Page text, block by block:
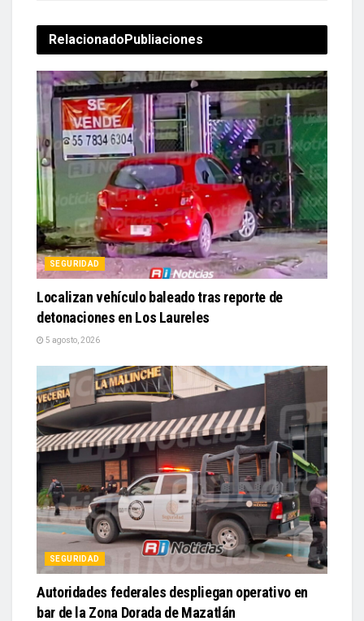
RelacionadoPubliaciones
SEGURIDAD
Localizan vehículo baleado tras reporte de
detonaciones en Los Laureles
5 agosto, 2026
SEGURIDAD
Autoridades federales despliegan operativo en
bar de la Zona Dorada de Mazatlán